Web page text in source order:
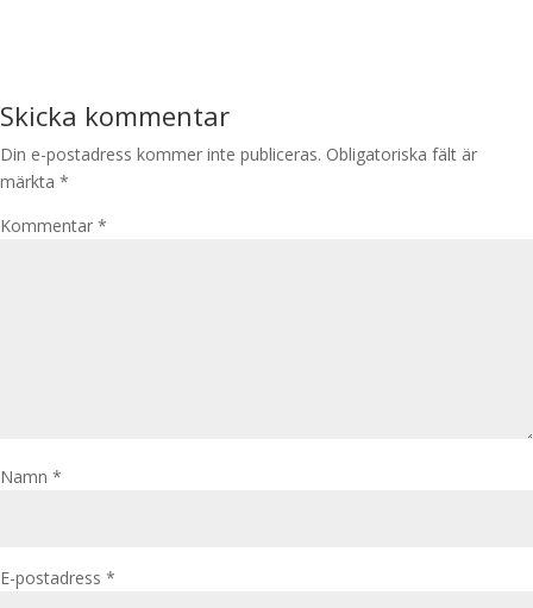
Skicka kommentar
Din e-postadress kommer inte publiceras. Obligatoriska fält är
märkta *
Kommentar *
Namn *
E-postadress *